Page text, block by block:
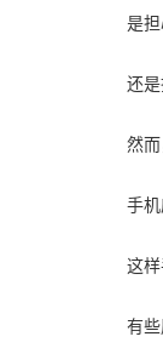
是担
还是
然
手
这
有